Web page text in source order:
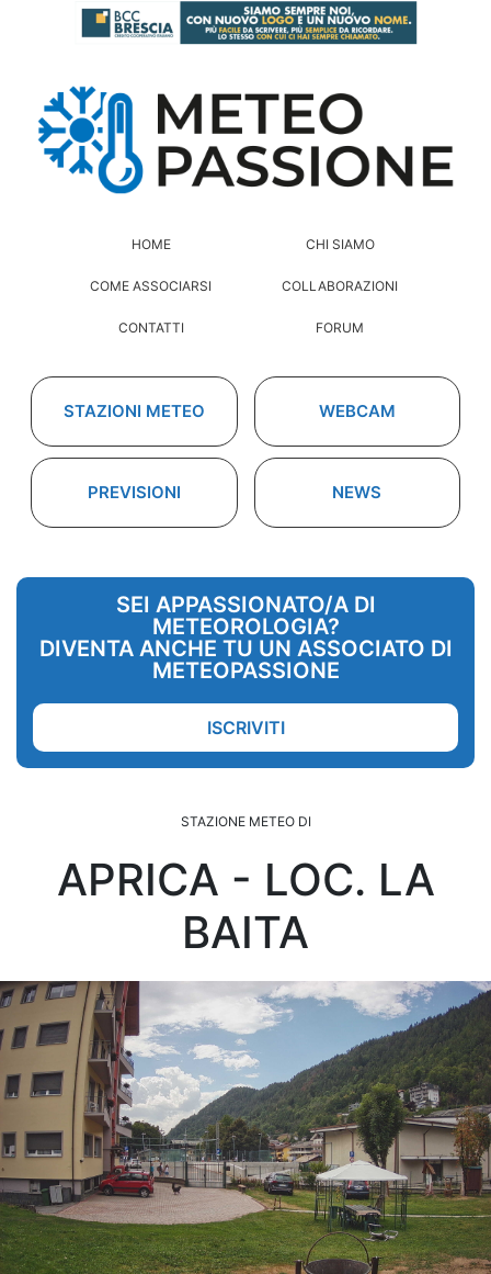
HOME CHI SIAMO
COME ASSOCIARSI COLLABORAZIONI
CONTATTI FORUM
STAZIONI METEO WEBCAM
PREVISIONI NEWS
SEI APPASSIONATO/A DI
METEOROLOGIA?
DIVENTA ANCHE TU UN ASSOCIATO DI
METEOPASSIONE
ISCRIVITI
STAZIONE METEO DI
APRICA - LOC. LA
BAITA